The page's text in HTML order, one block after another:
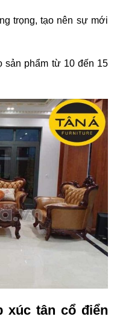
trọng, tạo nên sự mới
sản phẩm từ 10 đến 15
xúc tân cổ điển